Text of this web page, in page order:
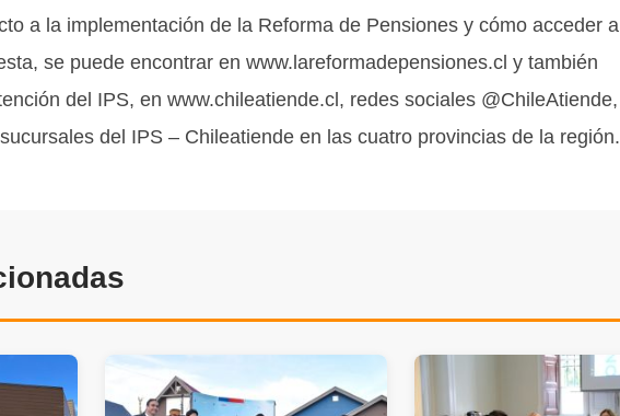
a la implementación de la Reforma de Pensiones y cómo acceder a
se puede encontrar en www.lareformadepensiones.cl y también
del IPS, en www.chileatiende.cl, redes sociales @ChileAtiende,
del IPS – Chileatiende en las cuatro provincias de la región.